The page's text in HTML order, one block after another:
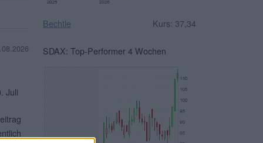
Juli
Bechtle Kurs: 37,34
SDAX: Top-Performer 4 Wochen